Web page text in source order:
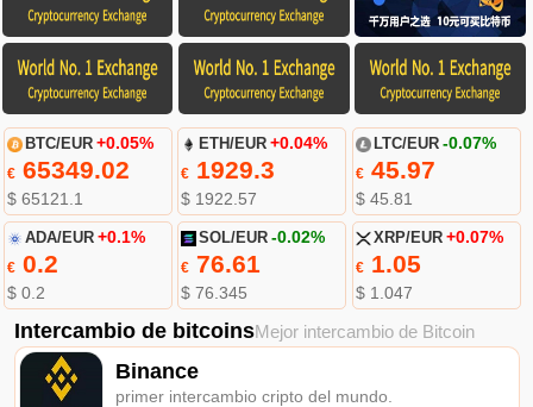
BTC/EUR +0.05%
€65349.02
$ 65121.1
ETH/EUR +0.04%
€ 1929.3
$ 1922.57
LTC/EUR -0.07%
€45.97
$ 45.81
ADA/EUR +0.1%
€0.2
$ 0.2
SOL/EUR -0.02%
€ 76.61
$ 76.345
XRP/EUR +0.07%
€1.05
$ 1.047
Intercambio de bitcoinsMejor intercambio de Bitcoin
Binance
primer intercambio cripto del mundo.